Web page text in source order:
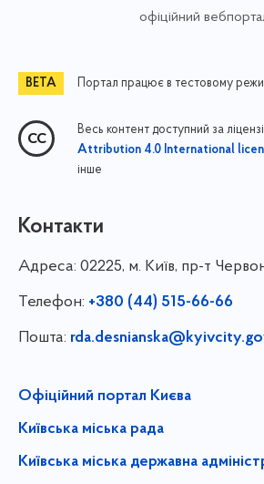
офіційний
Портал працює в тестовому
Весь контент доступний за
Attribution 4.0 International
інше
Контакти
Адреса: 02225, м. Київ, пр-т
Телефон: +380 (44) 515-66-66
Пошта:
Офіційний портал Києва
Київська міська рада
Київська міська державна